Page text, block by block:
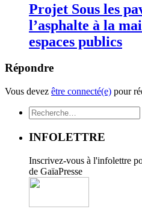
Projet Sous les
l’asphalte à la
espaces publics
Répondre
Vous devez être connecté(e) pour
Rechercher :
INFOLETTRE
Inscrivez-vous à l'infolettre
de GaïaPresse